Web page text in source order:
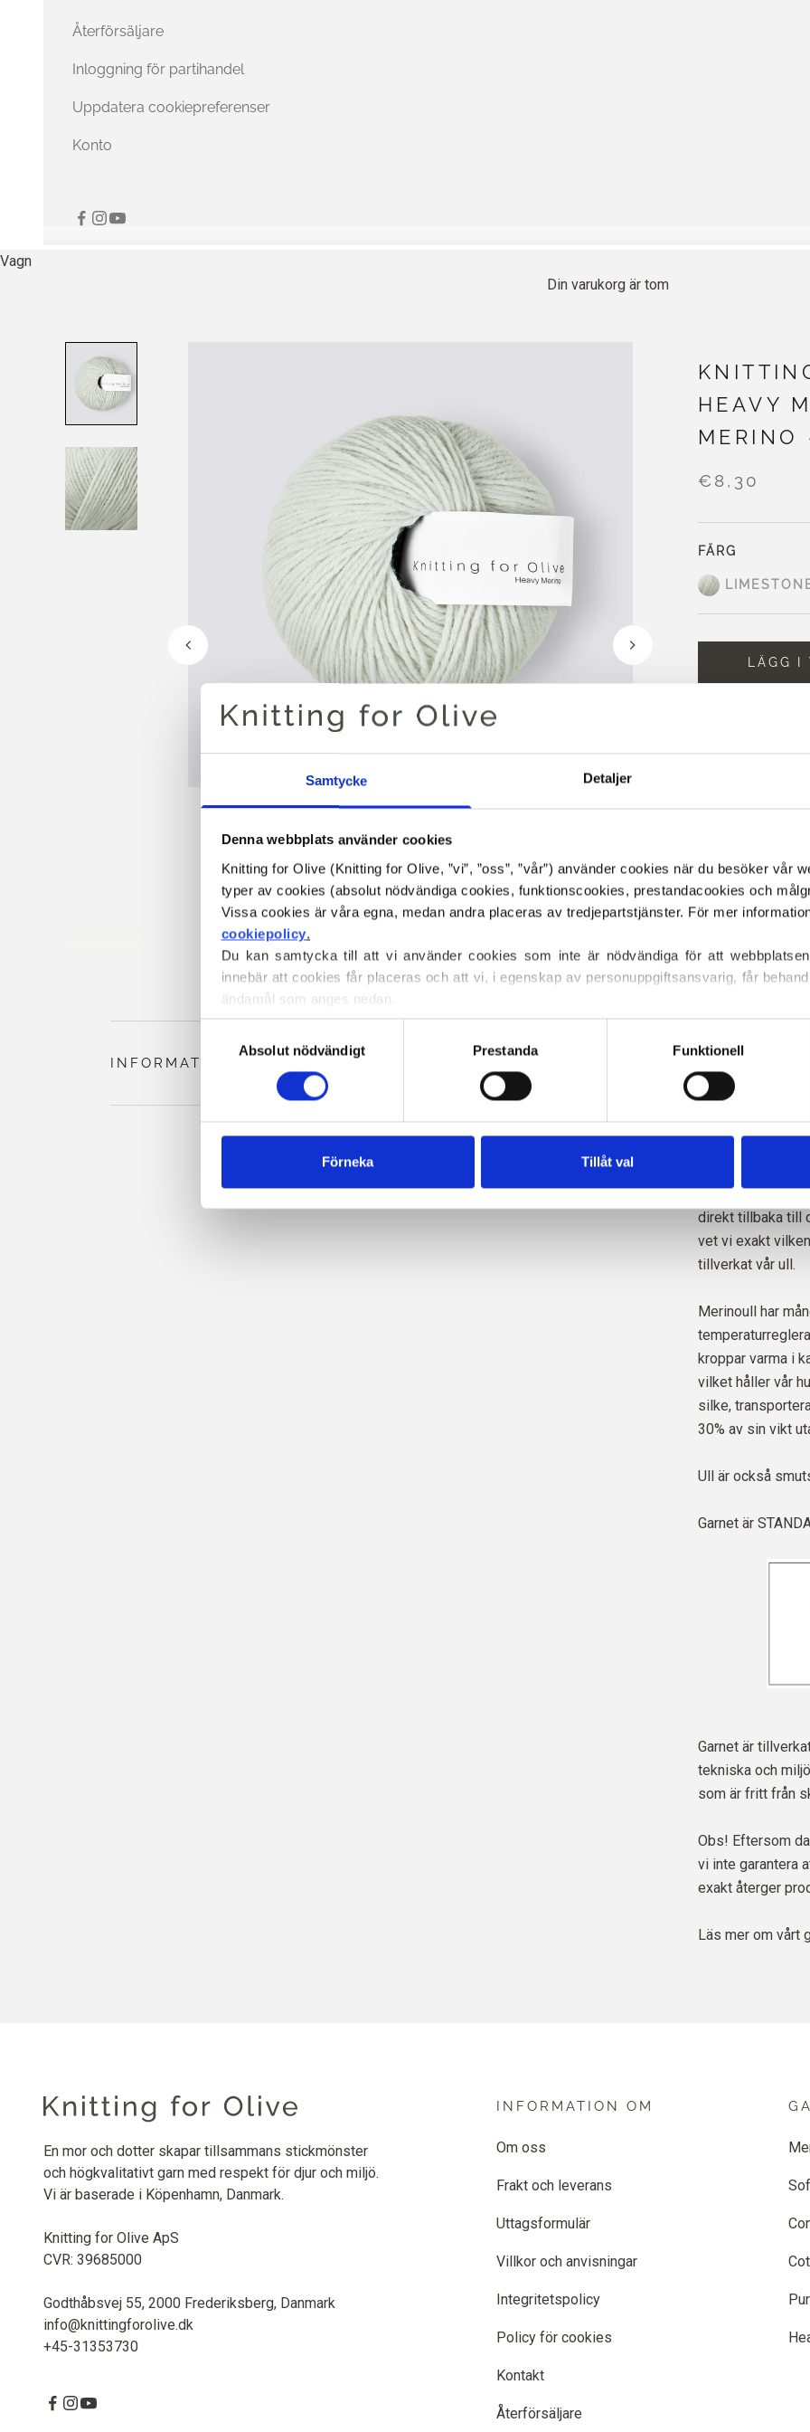
Samtycke Detaljer
Denna webbplats använder cookies
Knitting for Olive (Knitting for Olive, ”vi”, ”oss”, ”vår”) använder cookies när du besöker vår
typer av cookies (absolut nödvändiga cookies, funktionscookies, prestandacookies och
cookiepolicy.
Du kan samtycka till att vi använder cookies som inte är nödvändiga för att
innebär att cookies får placeras och att vi, i egenskap av personuppgiftsansvarig, får
ändamål som anges nedan.
Du kan när som helst ändra eller återkalla ditt samtycke via vår cookiepolicy, där du
blockerar och raderar cookies.
Absolut nödvändigt Prestanda Funktionell
Förneka Tillåt val
Återförsäljare
Inloggning för partihandel
Uppdatera cookiepreferenser
Konto
Vagn
Din varukorg är tom
HEAVY
MERINO
€8,30
FÄRG
LÄGG I
Beställningar
Limestone en
Den förblir
ett dämpat och
Färgtyp: Äkta
Passar även bra
Knitting for Olive
merinoull. Garnet
är ett mjukt och
tunna Merino.
Vår merinoull
Zeeland, där
direkt tillbaka till
vet vi exakt
tillverkat vår ull.
Merinoull har
kroppar varma i
vilket håller vår
silke,
30% av sin vikt
Ull är också
Garnet är
Garnet är
tekniska och
som är fritt från
Obs! Eftersom
vi inte garantera
exakt återger
Läs mer om vårt
INFORMATION OM PRODUKTEN
En mor och dotter skapar tillsammans stickmönster
och högkvalitativt garn med respekt för djur och miljö.
Vi är baserade i Köpenhamn, Danmark.
Knitting for Olive ApS
CVR: 39685000
Godthåbsvej 55, 2000 Frederiksberg, Danmark
info@knittingforolive.dk
+45-31353730
INFORMATION OM
Om oss
Frakt och leverans
Uttagsformulär
Villkor och anvisningar
Integritetspolicy
Policy för cookies
Kontakt
Återförsäljare